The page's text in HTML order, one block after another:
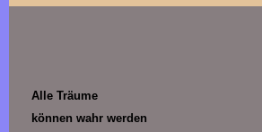
Alle Träume
können wahr werden